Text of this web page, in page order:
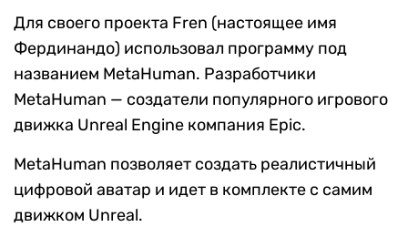
Для своего проекта Fren (настоящее имя
Фердинандо) использовал программу под
названием MetaHuman. Разработчики
MetaHuman — создатели популярного игрового
движка Unreal Engine компания Epic.
MetaHuman позволяет создать реалистичный
цифровой аватар и идет в комплекте с самим
движком Unreal.